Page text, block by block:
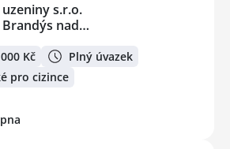
s.r.o.
Brandýs nad…
Kč
Plný úvazek
pro cizince